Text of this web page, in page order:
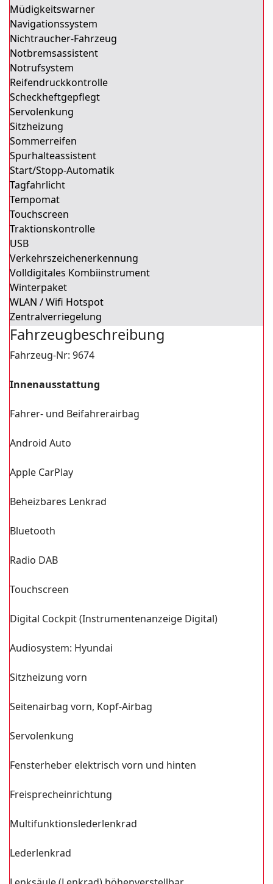
Müdigkeitswarner
Navigationssystem
Nichtraucher-Fahrzeug
Notbremsassistent
Notrufsystem
Reifendruckkontrolle
Scheckheftgepflegt
Servolenkung
Sitzheizung
Sommerreifen
Spurhalteassistent
Start/Stopp-Automatik
Tagfahrlicht
Tempomat
Touchscreen
Traktionskontrolle
USB
Verkehrszeichenerkennung
Volldigitales Kombiinstrument
Winterpaket
WLAN / Wifi Hotspot
Zentralverriegelung
Fahrzeug­beschreibung
Fahrzeug-Nr: 9674
Innenausstattung
Fahrer- und Beifahrerairbag
Android Auto
Apple CarPlay
Beheizbares Lenkrad
Bluetooth
Radio DAB
Touchscreen
Digital Cockpit (Instrumentenanzeige Digital)
Audiosystem: Hyundai
Sitzheizung vorn
Seitenairbag vorn, Kopf-Airbag
Servolenkung
Fensterheber elektrisch vorn und hinten
Freisprecheinrichtung
Multifunktionslederlenkrad
Lederlenkrad